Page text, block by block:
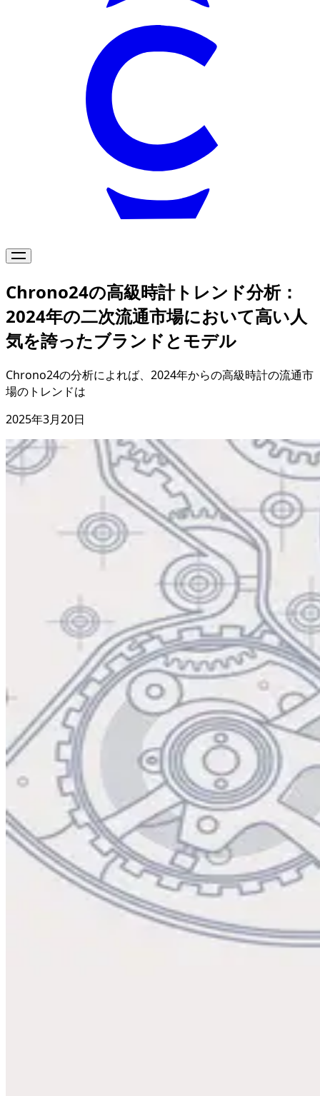
特集
Chrono24の高級時計トレンド分析：
2024年の二次流通市場において高い人
気を誇ったブランドとモデル
Chrono24の分析によれば、2024年からの高級時計の流通市
場のトレンドは
2025年3月20日